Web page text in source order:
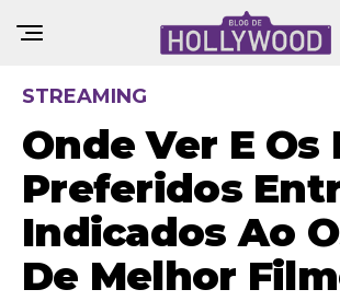
STREAMING
Onde Ver E Os
Preferidos
Indicados Ao
De Melhor